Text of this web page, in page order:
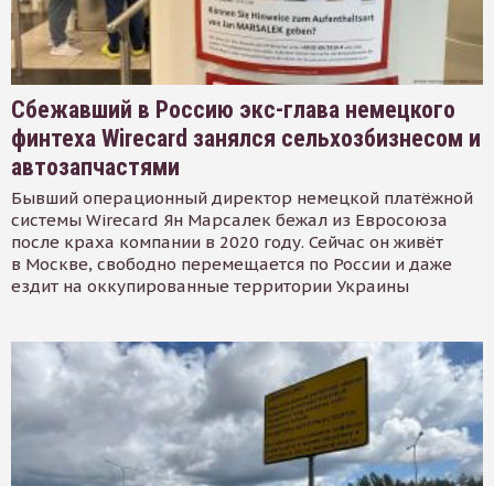
Сбежавший в Россию экс-глава немецкого
финтеха Wirecard занялся сельхозбизнесом и
автозапчастями
Бывший операционный директор немецкой платёжной
системы Wirecard Ян Марсалек бежал из Евросоюза
после краха компании в 2020 году. Сейчас он живёт
в Москве, свободно перемещается по России и даже
ездит на оккупированные территории Украины